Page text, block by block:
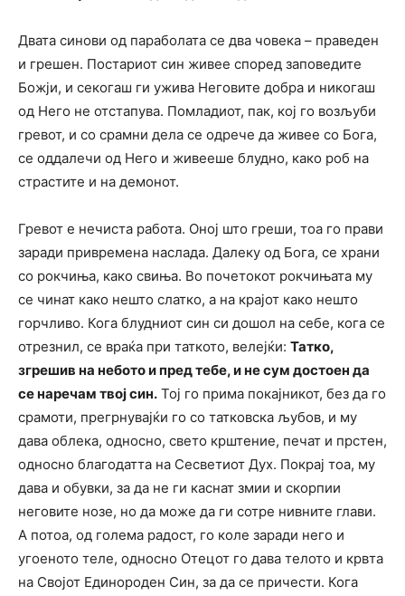
Двата синови од параболата се два човека – праведен
и грешен. Постариот син живее според заповедите
Божји, и секогаш ги ужива Неговите добра и никогаш
од Него не отстапува. Помладиот, пак, кој го возљуби
гревот, и со срамни дела се одрече да живее со Бога,
се оддалечи од Него и живееше блудно, како роб на
страстите и на демонот.
Гревот е нечиста работа. Оној што греши, тоа го прави
заради привремена наслада. Далеку од Бога, се храни
со рокчиња, како свиња. Во почетокот рокчињата му
се чинат како нешто слатко, а на крајот како нешто
горчливо. Кога блудниот син си дошол на себе, кога се
отрезнил, се враќа при таткото, велејќи: Татко,
згрешив на небото и пред тебе, и не сум достоен да
се наречам твој син. Тој го прима покајникот, без да го
срамоти, прегрнувајќи го со татковска љубов, и му
дава облека, односно, свето крштение, печат и прстен,
односно благодатта на Сесветиот Дух. Покрај тоа, му
дава и обувки, за да не ги каснат змии и скорпии
неговите нозе, но да може да ги сотре нивните глави.
А потоа, од голема радост, го коле заради него и
угоеното теле, односно Отецот го дава телото и крвта
на Својот Единороден Син, за да се причести. Кога